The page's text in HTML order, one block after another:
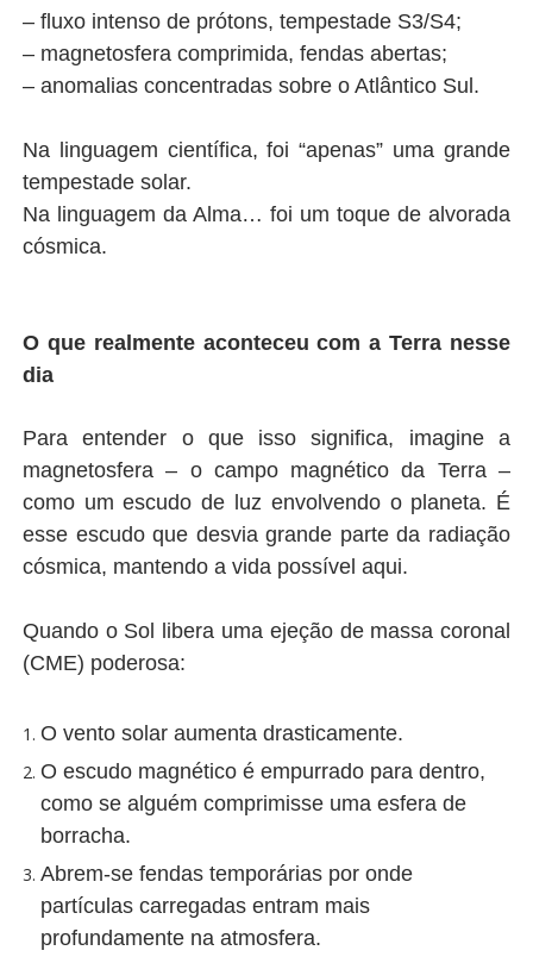
– fluxo intenso de prótons, tempestade S3/S4;
– magnetosfera comprimida, fendas abertas;
– anomalias concentradas sobre o Atlântico Sul.
Na linguagem científica, foi “apenas” uma grande
tempestade solar.
Na linguagem da Alma… foi um toque de alvorada
cósmica.
O que realmente aconteceu com a Terra nesse
dia
Para entender o que isso significa, imagine a
magnetosfera – o campo magnético da Terra –
como um escudo de luz envolvendo o planeta. É
esse escudo que desvia grande parte da radiação
cósmica, mantendo a vida possível aqui.
Quando o Sol libera uma ejeção de massa coronal
(CME) poderosa:
O vento solar aumenta drasticamente.
O escudo magnético é empurrado para dentro,
como se alguém comprimisse uma esfera de
borracha.
Abrem-se fendas temporárias por onde
partículas carregadas entram mais
profundamente na atmosfera.